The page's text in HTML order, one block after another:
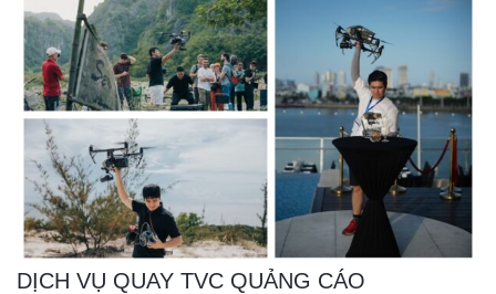
DỊCH VỤ QUAY TVC QUẢNG CÁO